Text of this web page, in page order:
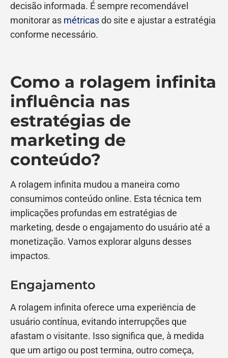
decisão informada. É sempre recomendável
monitorar as métricasdo site e ajustar a estratégia
conforme necessário.
Como a rolagem infinita
influência nas
estratégias de
marketing de
conteúdo?
A rolagem infinita mudou a maneira como
consumimos conteúdo online. Esta técnica tem
implicações profundas em estratégias de
marketing, desde o engajamento do usuário até a
monetização. Vamos explorar alguns desses
impactos.
Engajamento
A rolagem infinita oferece uma experiência de
usuário contínua, evitando interrupções que
afastam o visitante. Isso significa que, à medida
que um artigo ou post termina, outro começa,